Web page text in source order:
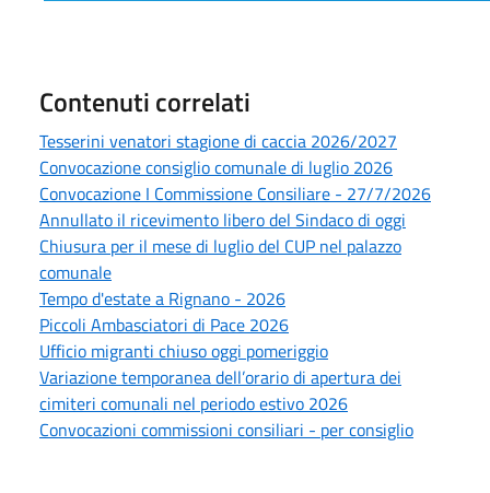
Contenuti correlati
Tesserini venatori stagione di caccia 2026/2027
Convocazione consiglio comunale di luglio 2026
Convocazione I Commissione Consiliare - 27/7/2026
Annullato il ricevimento libero del Sindaco di oggi
Chiusura per il mese di luglio del CUP nel palazzo
comunale
Tempo d'estate a Rignano - 2026
Piccoli Ambasciatori di Pace 2026
Ufficio migranti chiuso oggi pomeriggio
Variazione temporanea dell’orario di apertura dei
cimiteri comunali nel periodo estivo 2026
Convocazioni commissioni consiliari - per consiglio